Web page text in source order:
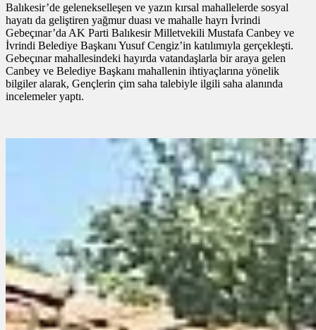
Balıkesir’de gelenekselleşen ve yazın kırsal mahallelerde sosyal
hayatı da geliştiren yağmur duası ve mahalle hayrı İvrindi
Gebeçınar’da AK Parti Balıkesir Milletvekili Mustafa Canbey ve
İvrindi Belediye Başkanı Yusuf Cengiz’in katılımıyla gerçekleşti.
Gebeçınar mahallesindeki hayırda vatandaşlarla bir araya gelen
Canbey ve Belediye Başkanı mahallenin ihtiyaçlarına yönelik
bilgiler alarak, Gençlerin çim saha talebiyle ilgili saha alanında
incelemeler yaptı.